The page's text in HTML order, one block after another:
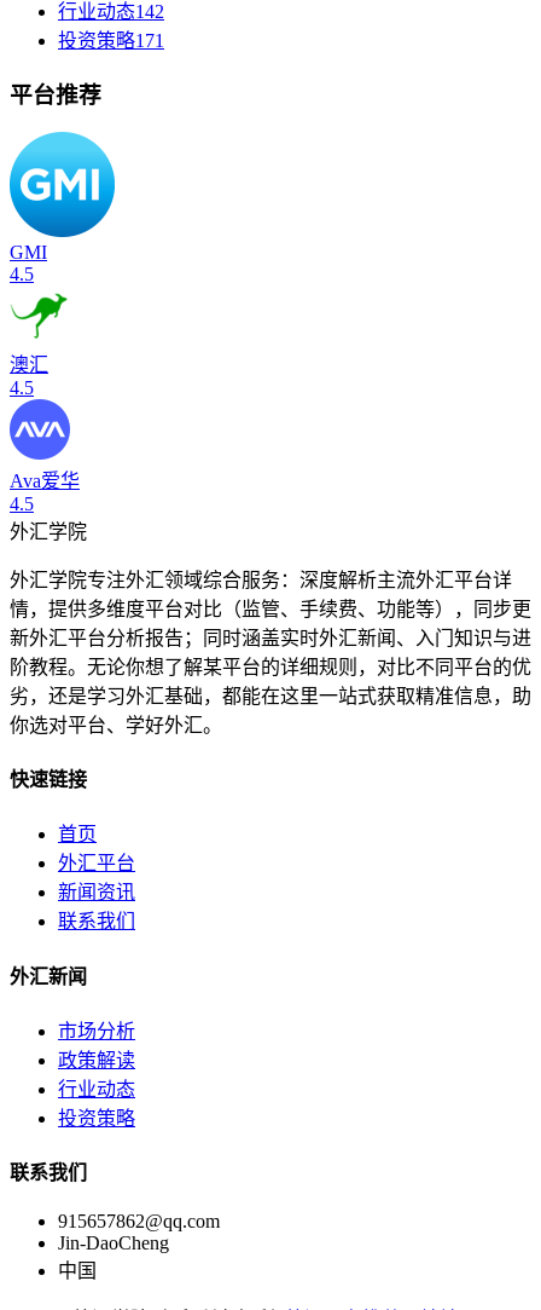
行业动态142
投资策略171
平台推荐
GMI
4.5
澳汇
4.5
Ava爱华
4.5
外汇学院
外汇学院专注外汇领域综合服务：深度解析主流外汇平台详
情，提供多维度平台对比（监管、手续费、功能等），同步更
新外汇平台分析报告；同时涵盖实时外汇新闻、入门知识与进
阶教程。无论你想了解某平台的详细规则，对比不同平台的优
劣，还是学习外汇基础，都能在这里一站式获取精准信息，助
你选对平台、学好外汇。
快速链接
首页
外汇平台
新闻资讯
联系我们
外汇新闻
市场分析
政策解读
行业动态
投资策略
联系我们
915657862@qq.com
Jin-DaoCheng
中国